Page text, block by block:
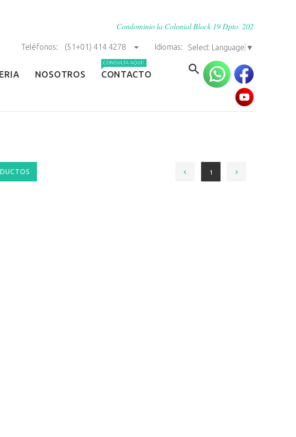
Condominio la Colonial Block 19 Dpto. 202
Teléfonos: (51+01) 414 4278 Idiomas: Select Language ▼
NOSOTROS CONTACTO
CONSULTA AQUÍ!
1